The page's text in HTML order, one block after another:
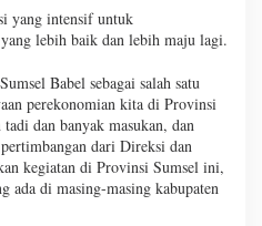
yang intensif untuk
lebih baik dan lebih maju lagi.
Babel sebagai salah satu
perekonomian kita di Provinsi
dan banyak masukan, dan
dari Direksi dan
kegiatan di Provinsi Sumsel ini,
ada di masing-masing kabupaten